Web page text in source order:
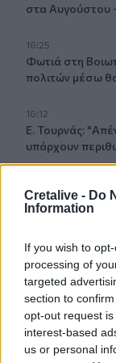
Cretalive - Do
Information
If you wish to
processing of
targeted
section to
opt-out request
interest-based
us or personal
στα Αυγούστου
16:25
Φωτιά στη
πολιτών μέσω
16:12
Ε. Τουρνάς:
υπάρχουν
Φωτιά σε
ελικόπτερο
15:54
Αττικόν: Εκτός
τομογράφοι
15:48
Ταϊλάνδη: Στους
12χρονου